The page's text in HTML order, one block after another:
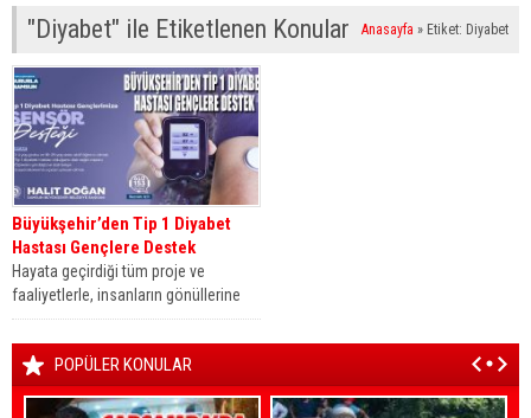
Anasayfa » Etiket: Diyabet
"Diyabet" ile Etiketlenen Konular
Büyükşehir’den Tip 1 Diyabet
Hastası Gençlere Destek
Hayata geçirdiği tüm proje ve
faaliyetlerle, insanların gönüllerine
dokunan ve gençlerin daima yanında
olan Samsun...
POPÜLER KONULAR